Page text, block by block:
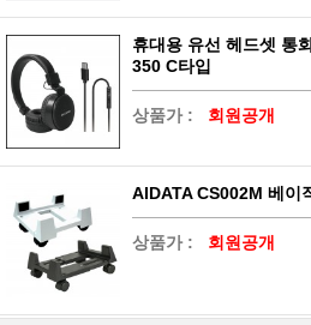
휴대용 유선 헤드셋 통
350 C타입
상품가 : 회원공개
AIDATA CS002M 베이
상품가 : 회원공개